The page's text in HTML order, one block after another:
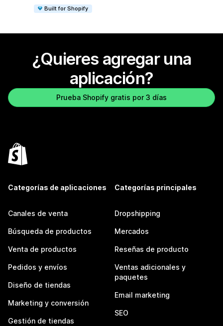
Built for Shopify
¿Quieres agregar una
aplicación?
Prueba Shopify gratis por 3 días
Categorías de aplicaciones
Canales de venta
Búsqueda de productos
Venta de productos
Pedidos y envíos
Diseño de tiendas
Marketing y conversión
Gestión de tiendas
Categorías principales
Dropshipping
Mercados
Reseñas de producto
Ventas adicionales y
paquetes
Email marketing
SEO